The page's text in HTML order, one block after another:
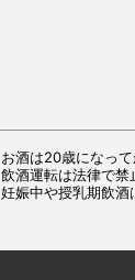
お酒は20歳になって
飲酒運転は法律で禁
妊娠中や授乳期飲酒